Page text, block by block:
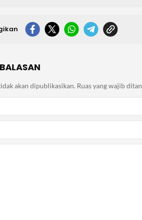
akan dipublikasikan. Ruas yang wajib